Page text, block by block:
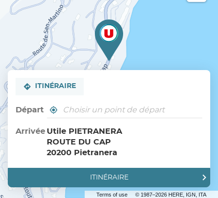
Terms of use © 1987–2026 HERE, IGN, ITA
ITINÉRAIRE
Départ
,
trouver
un
point
de
vente
À
proximité
Arrivée Utile PIETRANERA
ROUTE DU CAP
20200 Pietranera
ITINÉRAIRE
JUSQU'AU
POINT
DE